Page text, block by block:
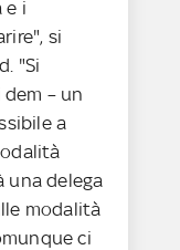
e i
si
"Si
– un
a
una delega
modalità
ci